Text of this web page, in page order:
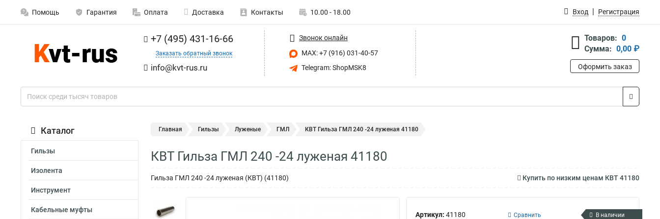
Помощь Гарантия Оплата Доставка Контакты 10.00 - 18.00 Вход Регистрация
+7 (495) 431-16-66
Заказать обратный звонок
info@kvt-rus.ru
Звонок онлайн
MAX: +7 (916) 031-40-57
Telegram: ShopMSK8
Товаров: 0
Сумма: 0,00 ₽
Оформить заказ
Каталог
Гильзы
Изолента
Инструмент
Кабельные муфты
Главная Гильзы Луженые ГМЛ КВТ Гильза ГМЛ 240 -24 луженая 41180
КВТ Гильза ГМЛ 240 -24 луженая 41180
Гильза ГМЛ 240 -24 луженая (КВТ) (41180) Купить по низким ценам КВТ 41180
Артикул: 41180 Сравнить В наличии